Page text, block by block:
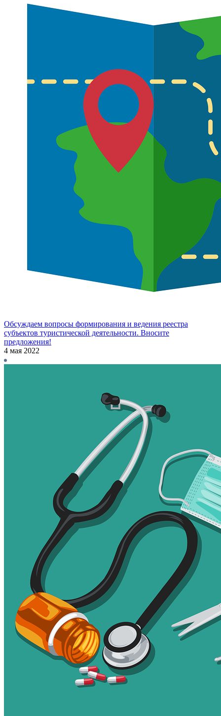
Обсуждаем вопросы формирования и ведения реестра
субъектов туристической деятельности. Вносите
предложения!
4 мая 2022